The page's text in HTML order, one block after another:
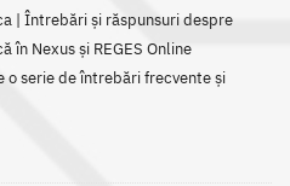
| Întrebări și răspunsuri despre
în Nexus și REGES Online
serie de întrebări frecvente și